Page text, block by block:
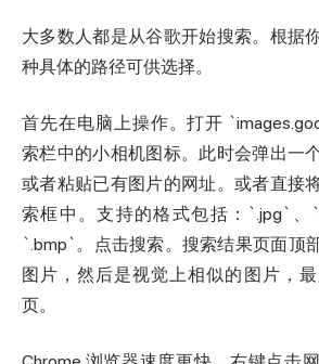
大多数人都是从谷歌开始搜索。根据
种具体的路径可供选择。
首先在电脑上操作。打开
索栏中的小相机图标。此时会弹出一
或者粘贴已有图片的网址。或者直接
索框中。支持的格式包括：`.jpg`、
`.bmp`。点击搜索。搜索结果页面顶
图片，然后是视觉上相似的图片，
页。